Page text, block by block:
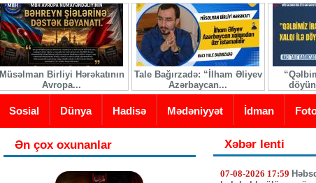
Müsəlman Birliyi Hərəkatının
Avropa...
Tale Bağırzadə: “İlham Əliyev
Azərbaycan...
Sosial Dünya Hadisə Mədəniyyət İdman
Ən çox oxunanlar Xəbər lenti
07-08-2026 17:59